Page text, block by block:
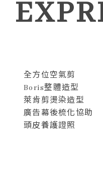
全方位空氣剪
Boris整體造型
萊肯剪燙染造型
廣告幕後梳化協助
頭皮養護證照